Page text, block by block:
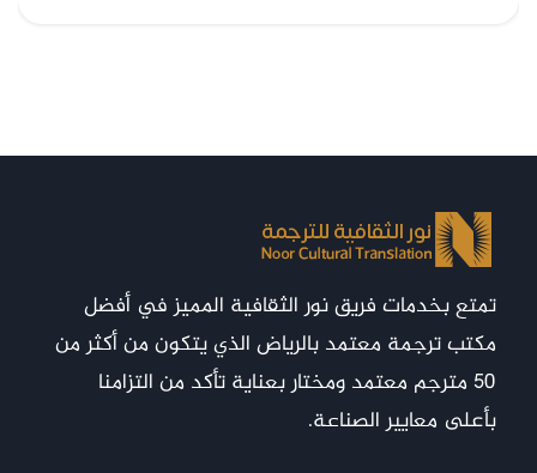
تمتع بخدمات فريق نور الثقافية المميز في أفضل
مكتب ترجمة معتمد بالرياض الذي يتكون من أكثر من
50 مترجم معتمد ومختار بعناية تأكد من التزامنا
بأعلى معايير الصناعة.